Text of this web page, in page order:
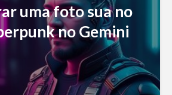
uma foto sua no
no Gemini